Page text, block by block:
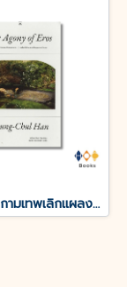
หนังสือ เมื่อกามเทพเลิกแผลงศร (The Agony of Eros)